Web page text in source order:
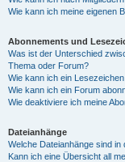
Wie kann ich meine eigenen
Abonnements und
Was ist der Unterschied
Thema oder Forum?
Wie kann ich ein
Wie kann ich ein Forum
Wie deaktiviere ich meine
Dateianhänge
Welche Dateianhänge sind
Kann ich eine Übersicht all